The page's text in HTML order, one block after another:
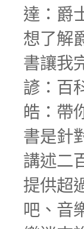
達：爵
想了解
書讓我
諺：百
皓：帶
書是針
講述二
提供超
吧、音